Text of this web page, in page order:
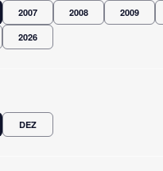
2007 2008 2009
2026
DEZ